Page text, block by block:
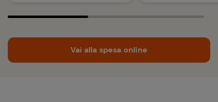
Vai alla spesa online